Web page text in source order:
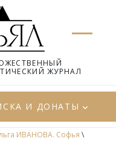
ЖУРНАЛ
И ДОНАТЫ
ИВАНОВА. Софья \